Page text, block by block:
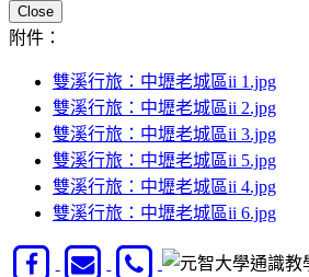
Close
附件：
雙溪行旅：中壢老城區ii 1.jpg
雙溪行旅：中壢老城區ii 2.jpg
雙溪行旅：中壢老城區ii 3.jpg
雙溪行旅：中壢老城區ii 5.jpg
雙溪行旅：中壢老城區ii 4.jpg
雙溪行旅：中壢老城區ii 6.jpg